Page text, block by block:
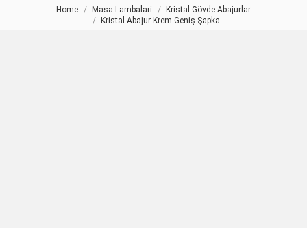
You are here:Home Masa Lambalari
Kristal Gövde Abajurlar
Kristal Abajur Krem Geniş Şapka